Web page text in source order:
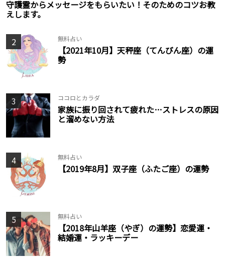
守護霊からメッセージをもらいたい！そのためのコツお教
えします。
2 無料占い
【2021年10月】天秤座（てんびん座）の運
勢
3 ココロとカラダ
家族に振り回されて疲れた…ストレスの原因
と溜めない方法
4 無料占い
【2019年8月】双子座（ふたご座）の運勢
5 無料占い
【2018年山羊座（やぎ）の運勢】恋愛運・
結婚運・ラッキーデー